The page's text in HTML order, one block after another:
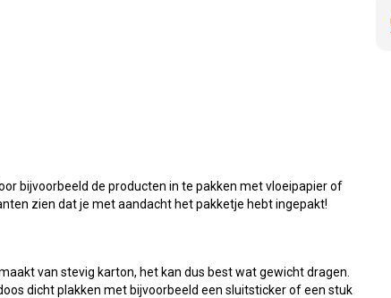
bijvoorbeeld de producten in te pakken met vloeipapier of
zien dat je met aandacht het pakketje hebt ingepakt!
van stevig karton, het kan dus best wat gewicht dragen.
dicht plakken met bijvoorbeeld een sluitsticker of een stuk